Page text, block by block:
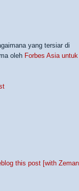
yang tersiar di
oleh Forbes Asia untuk